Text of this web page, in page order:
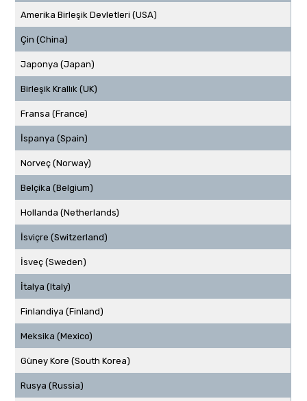
Amerika Birleşik Devletleri (USA)
Çin (China)
Japonya (Japan)
Birleşik Krallık (UK)
Fransa (France)
İspanya (Spain)
Norveç (Norway)
Belçika (Belgium)
Hollanda (Netherlands)
İsviçre (Switzerland)
İsveç (Sweden)
İtalya (Italy)
Finlandiya (Finland)
Meksika (Mexico)
Güney Kore (South Korea)
Rusya (Russia)